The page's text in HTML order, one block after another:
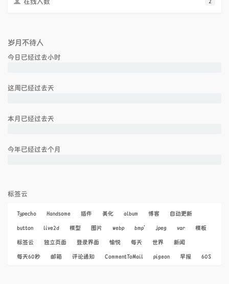
在线人数
岁月不待人
今日已经过去小时
这周已经过去天
本月已经过去天
今年已经过去个月
标签云
Typecho Handsome 插件 美化 album 博客 自动更新
button live2d 模型 图片 webp bmp' jpeg var 模板
标签云 独立页面 登录界面 愉悦 每天 世界 新闻
每天60秒 邮箱 评论通知 CommentToMail pigeon 早报 60S